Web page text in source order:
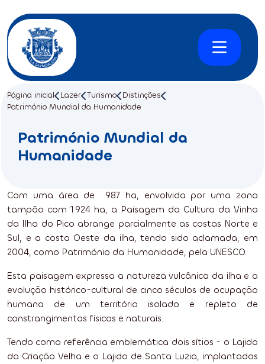
Página inicial Lazer Turismo
Distinções
Património Mundial da Humanidade
Património Mundial da
Humanidade
Com uma área de 987 ha, envolvida por uma zona
tampão com 1.924 ha, a Paisagem da Cultura da Vinha
da Ilha do Pico abrange parcialmente as costas Norte e
Sul, e a costa Oeste da ilha, tendo sido aclamada, em
2004, como Património da Humanidade, pela UNESCO.
Esta paisagem expressa a natureza vulcânica da ilha e a
evolução histórico-cultural de cinco séculos de ocupação
humana de um território isolado e repleto de
constrangimentos físicos e naturais.
Tendo como referência emblemática dois sítios - o Lajido
da Criação Velha e o Lajido de Santa Luzia, implantados